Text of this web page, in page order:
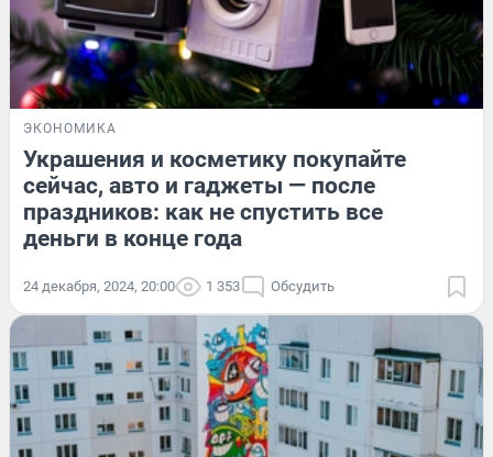
ЭКОНОМИКА
Украшения и косметику покупайте
сейчас, авто и гаджеты — после
праздников: как не спустить все
деньги в конце года
24 декабря, 2024, 20:00 1 353 Обсудить